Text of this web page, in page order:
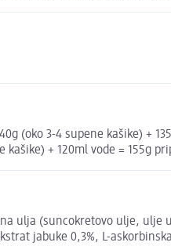
(oko 3-4 supene kašike) +
+ 120ml vode = 155g
ulja (suncokretovo ulje,
jabuke 0,3%, L-